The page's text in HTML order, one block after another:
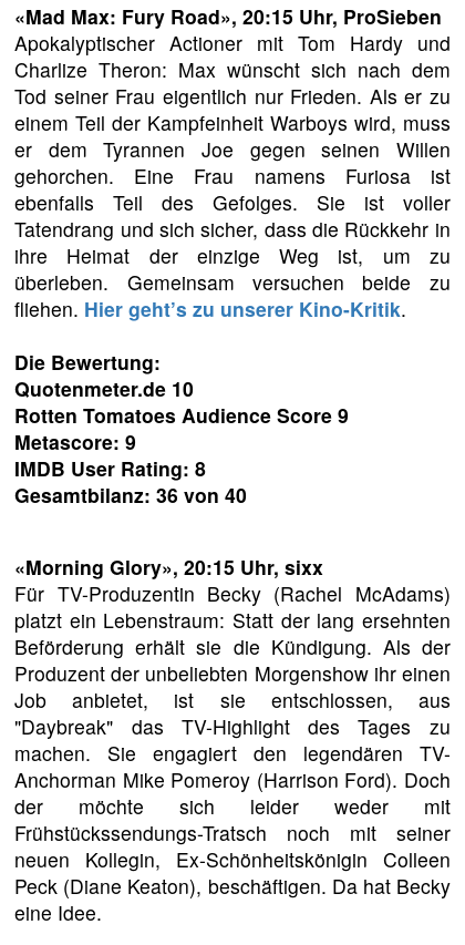
«Mad Max: Fury Road», 20:15 Uhr, ProSieben
Apokalyptischer Actioner mit Tom Hardy und
Charlize Theron: Max wünscht sich nach dem
Tod seiner Frau eigentlich nur Frieden. Als er zu
einem Teil der Kampfeinheit Warboys wird, muss
er dem Tyrannen Joe gegen seinen Willen
gehorchen. Eine Frau namens Furiosa ist
ebenfalls Teil des Gefolges. Sie ist voller
Tatendrang und sich sicher, dass die Rückkehr in
ihre Heimat der einzige Weg ist, um zu
überleben. Gemeinsam versuchen beide zu
fliehen. Hier geht’s zu unserer Kino-Kritik.
Die Bewertung:
Quotenmeter.de 10
Rotten Tomatoes Audience Score 9
Metascore: 9
IMDB User Rating: 8
Gesamtbilanz: 36 von 40
«Morning Glory», 20:15 Uhr, sixx
Für TV-Produzentin Becky (Rachel McAdams)
platzt ein Lebenstraum: Statt der lang ersehnten
Beförderung erhält sie die Kündigung. Als der
Produzent der unbeliebten Morgenshow ihr einen
Job anbietet, ist sie entschlossen, aus
"Daybreak" das TV-Highlight des Tages zu
machen. Sie engagiert den legendären TV-
Anchorman Mike Pomeroy (Harrison Ford). Doch
der möchte sich leider weder mit
Frühstückssendungs-Tratsch noch mit seiner
neuen Kollegin, Ex-Schönheitskönigin Colleen
Peck (Diane Keaton), beschäftigen. Da hat Becky
eine Idee.